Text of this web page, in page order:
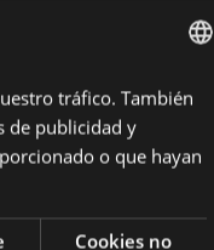
BASQUE
tráfico. También
de publicidad y
o que hayan
Cookies no